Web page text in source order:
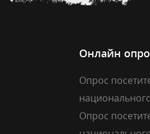
Онлайн
Опрос
Опрос